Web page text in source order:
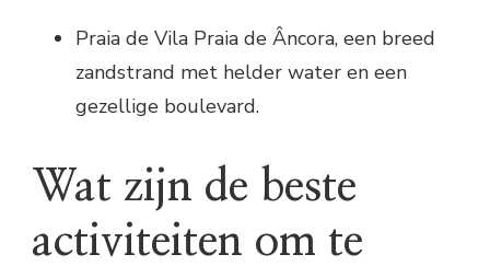
Praia de Vila Praia de Âncora, een breed
zandstrand met helder water en een
gezellige boulevard.
Wat zijn de beste
activiteiten om te